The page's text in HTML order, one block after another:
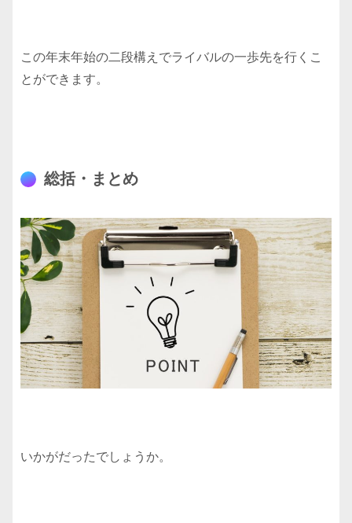
この年末年始の二段構えでライバルの一歩先を行くこ
とができます。
総括・まとめ
いかがだったでしょうか。